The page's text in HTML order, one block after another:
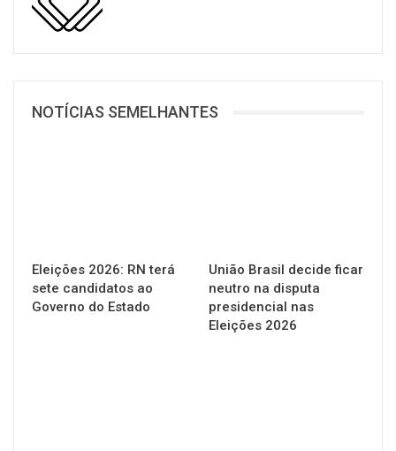
NOTÍCIAS SEMELHANTES
Eleições 2026: RN terá
sete candidatos ao
Governo do Estado
União Brasil decide ficar
neutro na disputa
presidencial nas
Eleições 2026